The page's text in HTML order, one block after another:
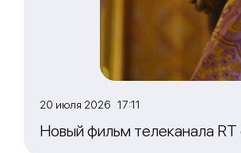
20 июля 2026 17:11
Новый фильм телеканала